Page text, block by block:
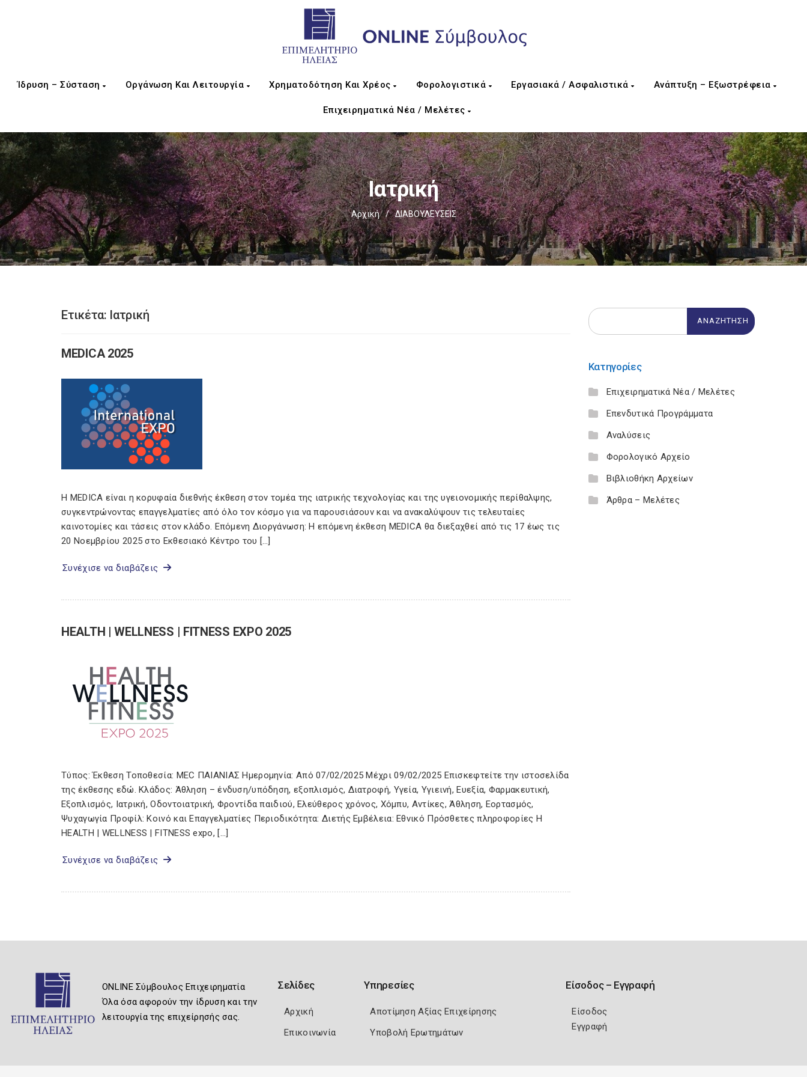
Ίδρυση – Σύσταση Οργάνωση Και Λειτουργία Χρηματοδότηση Και Χρέος Φορολογιστικά Εργασιακά / Ασφαλιστικά Ανάπτυξη – Εξωστρέφεια
Επιχειρηματικά Νέα / Μελέτες
Ιατρική
Αρχική / ΔΙΑΒΟΥΛΕΥΣΕΙΣ
Ετικέτα: Ιατρική
MEDICA 2025
Η MEDICA είναι η κορυφαία διεθνής έκθεση στον τομέα της ιατρικής τεχνολογίας και της υγειονομικής περίθαλψης,
συγκεντρώνοντας επαγγελματίες από όλο τον κόσμο για να παρουσιάσουν και να ανακαλύψουν τις τελευταίες
καινοτομίες και τάσεις στον κλάδο. Επόμενη Διοργάνωση: Η επόμενη έκθεση MEDICA θα διεξαχθεί από τις 17 έως τις
20 Νοεμβρίου 2025 στο Εκθεσιακό Κέντρο του […]
Συνέχισε να διαβάζεις
HEALTH | WELLNESS | FITNESS EXPO 2025
Τύπος: Έκθεση Τοποθεσία: MEC ΠΑΙΑΝΙΑΣ Ημερομηνία: Από 07/02/2025 Μέχρι 09/02/2025 Επισκεφτείτε την ιστοσελίδα
της έκθεσης εδώ. Κλάδος: Άθληση – ένδυση/υπόδηση, εξοπλισμός, Διατροφή, Υγεία, Υγιεινή, Ευεξία, Φαρμακευτική,
Εξοπλισμός, Ιατρική, Οδοντοιατρική, Φροντίδα παιδιού, Ελεύθερος χρόνος, Χόμπυ, Αντίκες, Άθληση, Εορτασμός,
Ψυχαγωγία Προφίλ: Κοινό και Επαγγελματίες Περιοδικότητα: Διετής Εμβέλεια: Εθνικό Πρόσθετες πληροφορίες Η
HEALTH | WELLNESS | FITNESS expo, […]
Συνέχισε να διαβάζεις
Κατηγορίες
Επιχειρηματικά Νέα / Μελέτες
Επενδυτικά Προγράμματα
Αναλύσεις
Φορολογικό Αρχείο
Βιβλιοθήκη Αρχείων
Άρθρα – Μελέτες
ONLINE Σύμβουλος Επιχειρηματία
Όλα όσα αφορούν την ίδρυση και την
λειτουργία της επιχείρησής σας.
Σελίδες
Αρχική
Επικοινωνία
Υπηρεσίες
Αποτίμηση Αξίας Επιχείρησης
Υποβολή Ερωτημάτων
Είσοδος – Εγγραφή
Είσοδος
Εγγραφή